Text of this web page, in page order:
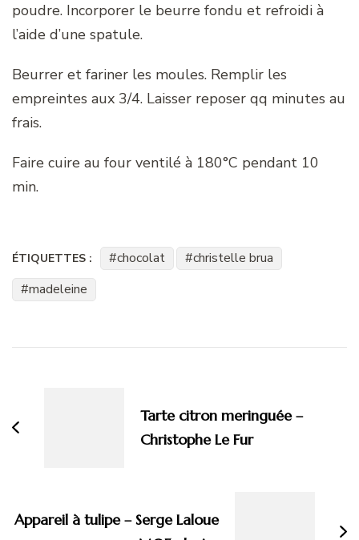
poudre. Incorporer le beurre fondu et refroidi à
l’aide d’une spatule.
Beurrer et fariner les moules. Remplir les
empreintes aux 3/4. Laisser reposer qq minutes au
frais.
Faire cuire au four ventilé à 180°C pendant 10
min.
ÉTIQUETTES : chocolat
christelle brua
madeleine
Tarte citron meringuée –
Christophe Le Fur
Appareil à tulipe – Serge Laloue